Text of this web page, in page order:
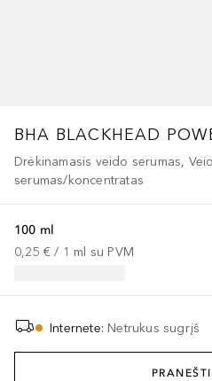
BHA BLACKHEAD
Drėkinamasis veido serumas,
serumas/koncentratas
100 ml
0,25 € / 1 ml su PVM
Internete: Netrukus sugrįš